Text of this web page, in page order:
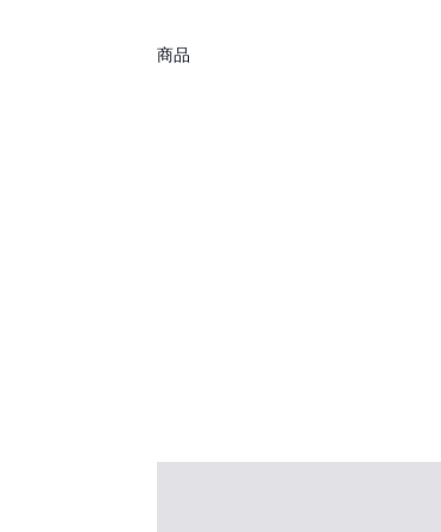
商品